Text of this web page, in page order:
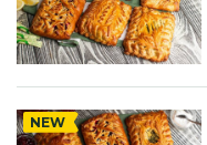
NEW